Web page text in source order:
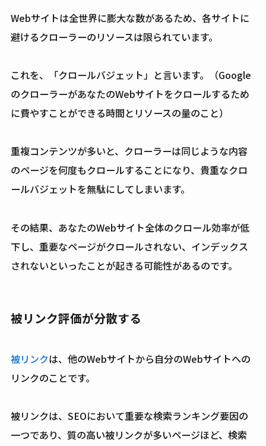
Webサイトは全世界に膨大な数があるため、各サイトに
避けるクローラーのリソースは限られています。
これを、「クロールバジェット」と言います。（Google
のクローラーがあなたのWebサイトをクロールするため
に費やすことができる時間とリソースの量のこと）
重複コンテンツが多いと、クローラーは同じような内容
のページを何度もクロールすることになり、貴重なクロ
ールバジェットを無駄にしてしまいます。
その結果、あなたのWebサイト全体のクロール効率が低
下し、重要なページがクロールされない、インデックス
されないといったことが起きる可能性があるのです。
被リンク評価が分散する
被リンクは、他のWebサイトから自分のWebサイトへの
リンクのことです。
被リンクは、SEOにおいて重要な検索ランキング要因の
一つであり、質の高い被リンクが多いページほど、検索